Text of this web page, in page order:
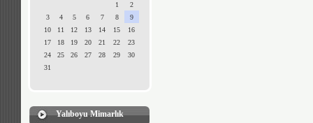
1
2
3
4 5 6 7 8
9
10
11 12 13 14 15
16
17
18 19 20 21 22
23
24
25 26 27 28 29
30
31
Yalıboyu Mimarlık